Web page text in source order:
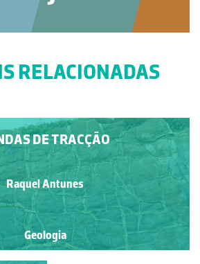
RELACIONADAS
DE TRACÇÃO
Raquel Antunes
Geologia